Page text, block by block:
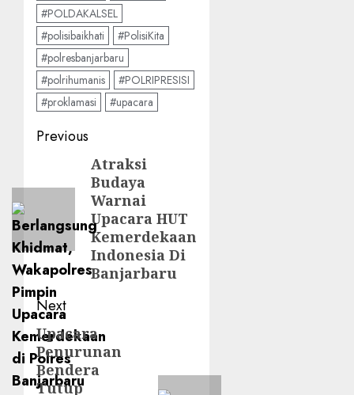
#POLDAKALSEL
#polisibaikhati
#PolisiKita
#polresbanjarbaru
#polrihumanis
#POLRIPRESISI
#proklamasi
#upacara
Previous
Atraksi
Budaya
Warnai
Upacara HUT
Kemerdekaan
Indonesia Di
Banjarbaru
Next
Upacara
Penurunan
Bendera
Tutup